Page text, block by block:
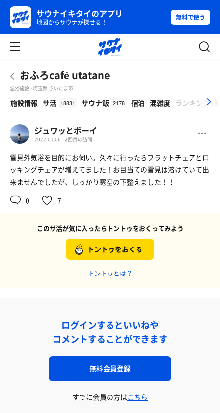
サウナイキタイのアプリ
地図からサウナが探せる！
無料で使う
おふろcafé utatane
温浴施設 - 埼玉県 さいたま市
施設情報 サ活 18831 サウナ飯 2178 宿泊 混雑度 ランキング
ジュワッとボーイ
2022.01.06 2回目の訪問
雪見外気浴を目的にお伺い。久々に行ったらフラットチェアとロ
ッキングチェアが増えてました！お目当ての雪見は溶けていて出
来ませんでしたが、しっかり寒空の下整えました！！
0
7
このサ活が気に入ったらトントゥをおくってみよう
トントゥをおくる
トントゥとは？
ログインするといいねや
コメントすることができます
無料会員登録
すでに会員の方はこちら